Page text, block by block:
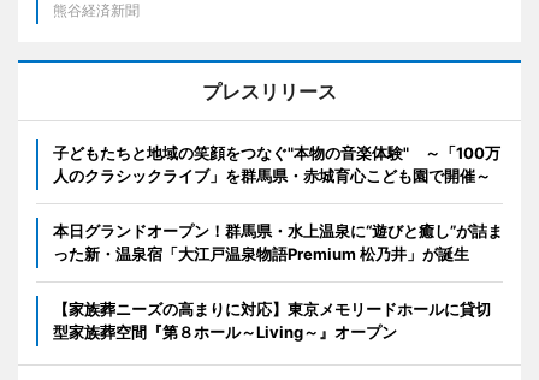
熊谷経済新聞
プレスリリース
子どもたちと地域の笑顔をつなぐ"本物の音楽体験" ～「100万
人のクラシックライブ」を群馬県・赤城育心こども園で開催～
本日グランドオープン！群馬県・水上温泉に“遊びと癒し”が詰ま
った新・温泉宿「大江戸温泉物語Premium 松乃井」が誕生
【家族葬ニーズの高まりに対応】東京メモリードホールに貸切
型家族葬空間『第８ホール～Living～』オープン